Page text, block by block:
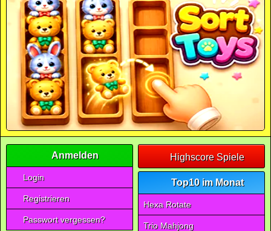
Anmelden
Login
Registrieren
Passwort vergessen?
Highscore Spiele
Top10 im Monat
Hexa Rotate
Trio Mahjong